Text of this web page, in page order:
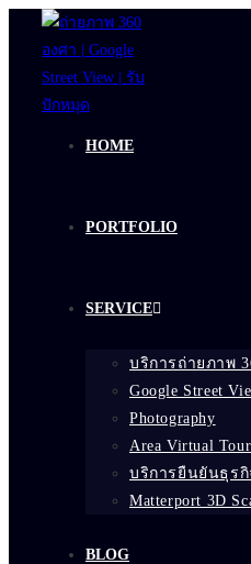
content
HOME
PORTFOLIO
SERVICE
บริการถ่ายภาพ
Google Street
Photography
Area Virtual Tour
บริการยืนยันธุรกิ
Matterport 3D
BLOG